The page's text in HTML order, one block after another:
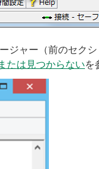
ャー（前のセク
たは見つからないを